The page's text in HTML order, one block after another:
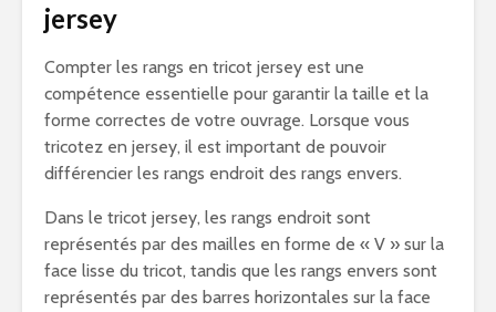
jersey
Compter les rangs en tricot jersey est une
compétence essentielle pour garantir la taille et la
forme correctes de votre ouvrage. Lorsque vous
tricotez en jersey, il est important de pouvoir
différencier les rangs endroit des rangs envers.
Dans le tricot jersey, les rangs endroit sont
représentés par des mailles en forme de « V » sur la
face lisse du tricot, tandis que les rangs envers sont
représentés par des barres horizontales sur la face